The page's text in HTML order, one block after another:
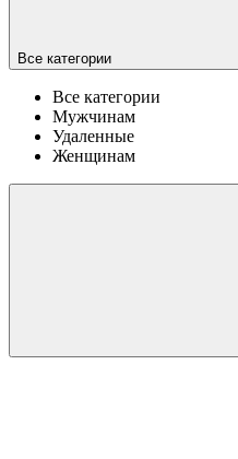
Все категории
Все категории
Мужчинам
Удаленные
Женщинам